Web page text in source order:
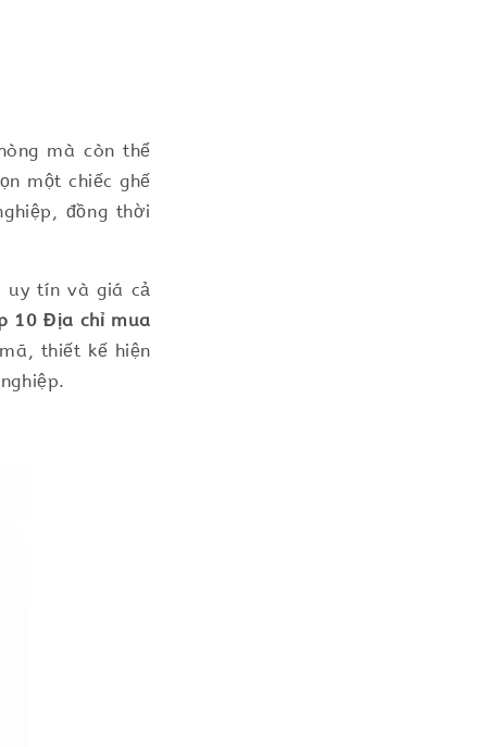
mà còn thể
một chiếc ghế
đồng thời
uy tín và giá cả
10 Địa chỉ mua
thiết kế hiện